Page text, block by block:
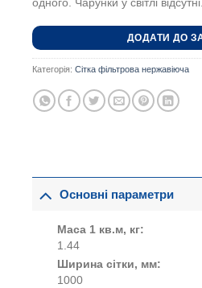
одного. Чарунки у світлі відсутні.
ДОДАТИ ДО
Категорія: Сітка фільтрова нержавіюча
Основні параметри
Маса 1 кв.м, кг:
1.44
Ширина сітки, мм:
1000